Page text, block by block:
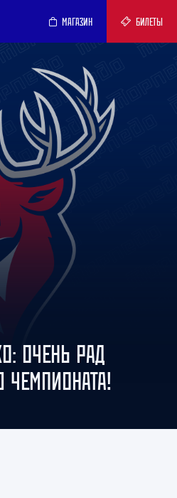
МАГАЗИН БИЛЕТЫ
ОЧЕНЬ РАД